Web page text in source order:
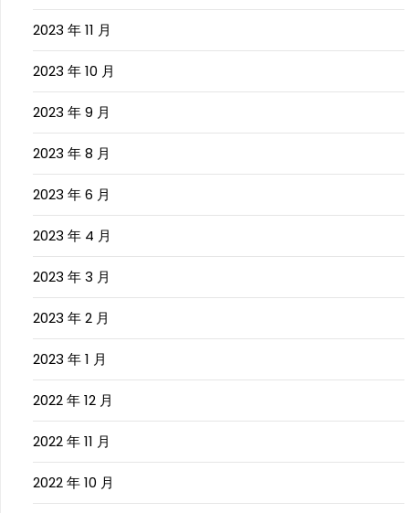
2023 年 11 月
2023 年 10 月
2023 年 9 月
2023 年 8 月
2023 年 6 月
2023 年 4 月
2023 年 3 月
2023 年 2 月
2023 年 1 月
2022 年 12 月
2022 年 11 月
2022 年 10 月